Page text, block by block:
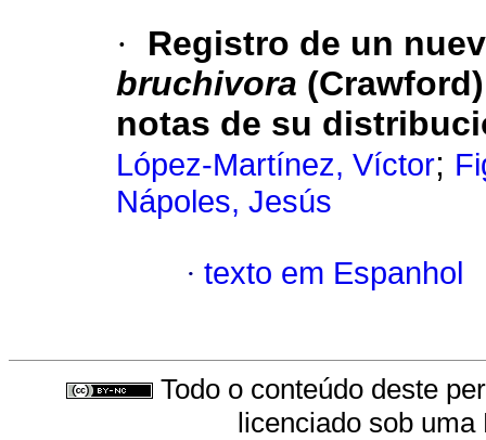
·
Registro de un
bruchivora
notas de su
López-Martínez, Víctor;
Nápoles, Jesús
· texto em Espanhol
Todo o conteúdo deste
licenciado sob uma